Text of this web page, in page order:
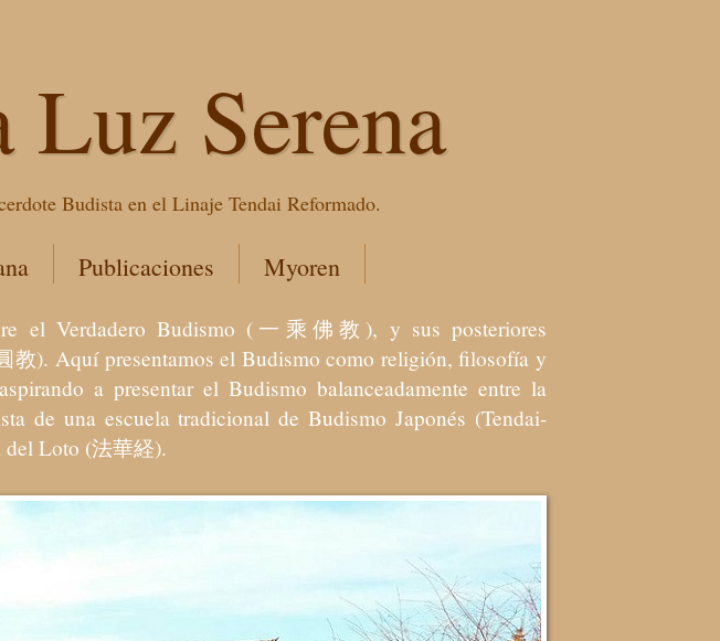
Luz Serena
Budista en el Linaje Tendai Reformado.
Publicaciones Myoren
el Verdadero Budismo (一乘佛教), y sus posteriores
教). Aquí presentamos el Budismo como religión, filosofía y
a presentar el Budismo balanceadamente entre la
de una escuela tradicional de Budismo Japonés (Tendai-
del Loto (法華経).